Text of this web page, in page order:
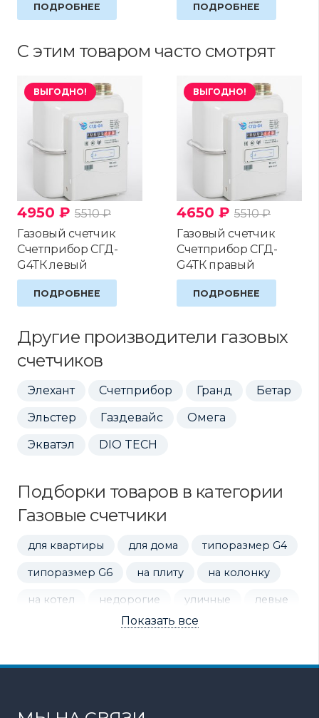
ПОДРОБНЕЕ ПОДРОБНЕЕ
С этим товаром часто смотрят
ВЫГОДНО!
4950 ₽ 5510₽
Газовый счетчик
Счетприбор СГД-
G4ТК левый
ПОДРОБНЕЕ
ВЫГОДНО!
4650 ₽ 5510₽
Газовый счетчик
Счетприбор СГД-
G4ТК правый
ПОДРОБНЕЕ
Другие производители газовых
счетчиков
Элехант Счетприбор Гранд
Бетар
Эльстер
Газдевайс
Омега
Экватэл
DIO TECH
Подборки товаров в категории
Газовые счетчики
для квартиры для дома типоразмер G4
типоразмер G6 на плиту на колонку
на котел недорогие уличные левые
мембранные ротационные
Показать все